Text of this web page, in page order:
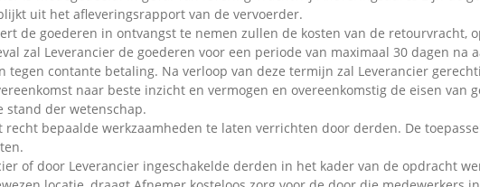
uit het afleveringsrapport van de vervoerder.
de goederen in ontvangst te nemen zullen de kosten van de retourvracht,
zal Leverancier de goederen voor een periode van maximaal 30 dagen
tegen contante betaling. Na verloop van deze termijn zal Leverancier
naar beste inzicht en vermogen en overeenkomstig de eisen van
stand der wetenschap.
recht bepaalde werkzaamheden te laten verrichten door derden. De
of door Leverancier ingeschakelde derden in het kader van de opdracht